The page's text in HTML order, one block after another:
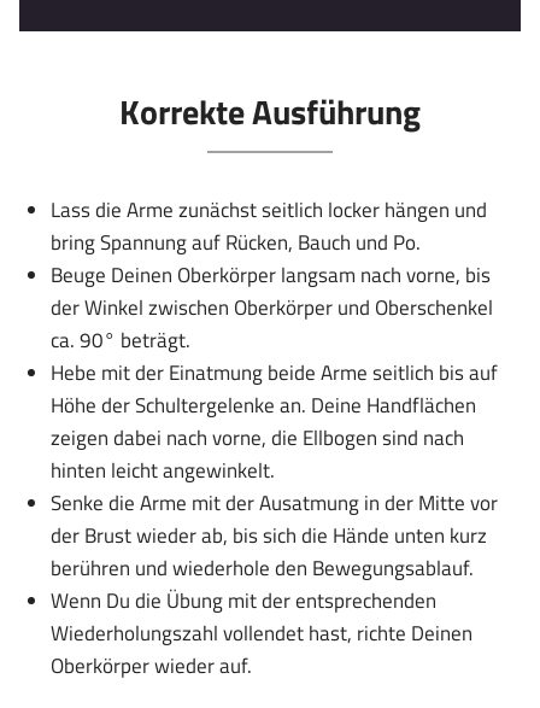
Korrekte Ausführung
Lass die Arme zunächst seitlich locker hängen und
bring Spannung auf Rücken, Bauch und Po.
Beuge Deinen Oberkörper langsam nach vorne, bis
der Winkel zwischen Oberkörper und Oberschenkel
ca. 90° beträgt.
Hebe mit der Einatmung beide Arme seitlich bis auf
Höhe der Schultergelenke an. Deine Handflächen
zeigen dabei nach vorne, die Ellbogen sind nach
hinten leicht angewinkelt.
Senke die Arme mit der Ausatmung in der Mitte vor
der Brust wieder ab, bis sich die Hände unten kurz
berühren und wiederhole den Bewegungsablauf.
Wenn Du die Übung mit der entsprechenden
Wiederholungszahl vollendet hast, richte Deinen
Oberkörper wieder auf.